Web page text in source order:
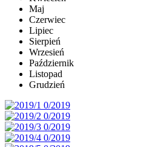
Maj
Czerwiec
Lipiec
Sierpień
Wrzesień
Październik
Listopad
Grudzień